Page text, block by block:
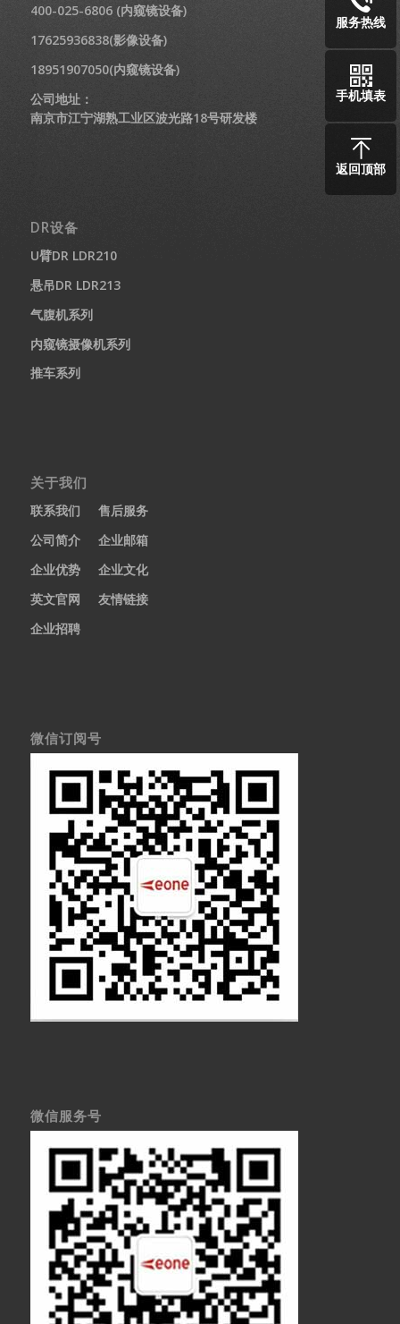
400-025-6806 (内窥镜设备)
17625936838(影像设备)
18951907050(内窥镜设备)
公司地址：
南京市江宁湖熟工业区波光路18号研发楼
DR设备
U臂DR LDR210
悬吊DR LDR213
气腹机系列
内窥镜摄像机系列
推车系列
关于我们
联系我们
售后服务
公司简介
企业邮箱
企业优势
企业文化
英文官网
友情链接
企业招聘
微信订阅号
微信服务号
服务热线
手机填表
返回顶部